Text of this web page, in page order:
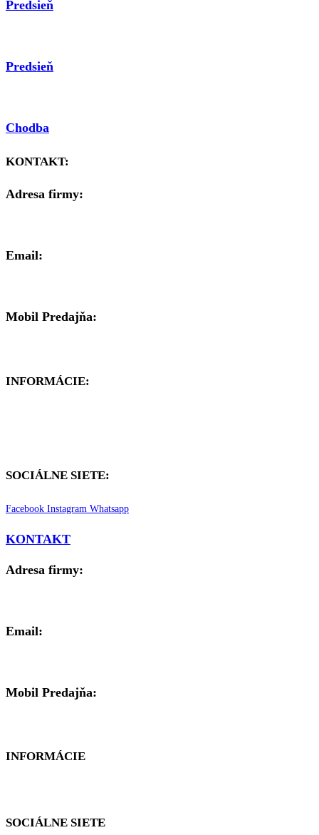
Predsieň
Predsieň
Chodba
KONTAKT:
Adresa firmy:
Email:
Mobil Predajňa:
INFORMÁCIE:
SOCIÁLNE SIETE:
Facebook Instagram Whatsapp
KONTAKT
Adresa firmy:
Email:
Mobil Predajňa:
INFORMÁCIE
SOCIÁLNE SIETE